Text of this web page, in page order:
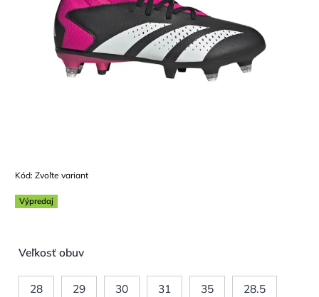
Kód: Zvoľte variant
Výpredaj
Veľkosť obuv
28 29 30 31 35 28.5